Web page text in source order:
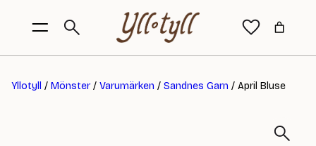
Yllotyll / Mönster/ Varumärken / Sandnes Garn / April Bluse